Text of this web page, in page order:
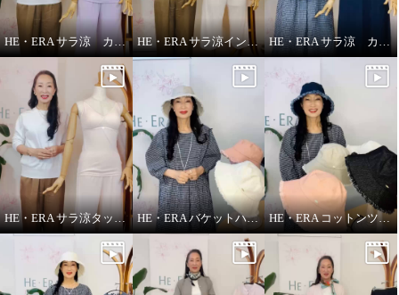
キャミソール ２枚セット
ウルフ＆ボルドー Ｍ
¥0
キャミソール ２枚セット
バニラ＆セージ Ｍ
¥0
HE・ERA サラ涼 カップ付きインナー HE・ERA サラ涼インナー
HE・ERA サラ涼タッチ ペチパンツ HE・ERA バケットハット HE・ERA コットンツイル バケットハット